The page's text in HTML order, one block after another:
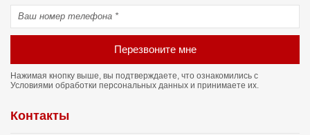
Перезвоните мне
Нажимая кнопку выше, вы подтверждаете, что ознакомились с
Условиями обработки персональных данных и принимаете их.
Контакты